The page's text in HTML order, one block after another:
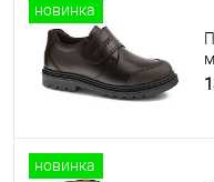
новинка
новинка